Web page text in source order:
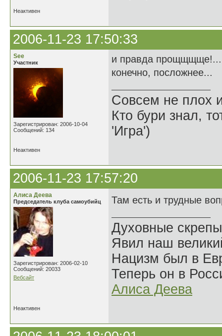
Неактивен
2006-11-23 17:50:33
See
Участник
Зарегистрирован: 2006-10-04
Сообщений: 134
и правда прощщщще!...
конечно, посложнее...
Совсем не плох
Кто бури знал,
'Игра')
Неактивен
2006-11-23 17:57:20
Алиса Деева
Председатель клуба самоубийц
Зарегистрирован: 2006-02-10
Сообщений: 20033
Вебсайт
Там есть и трудные
Духовные
Явил наш
Нацизм был в
Теперь он в
Алиса Деева
Неактивен